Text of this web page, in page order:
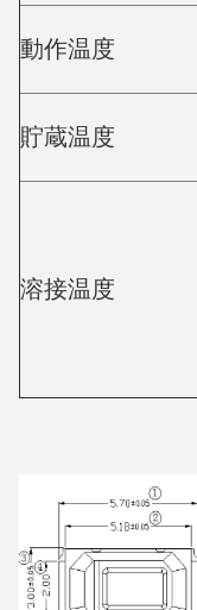
動作温度
貯蔵温度
溶接温度